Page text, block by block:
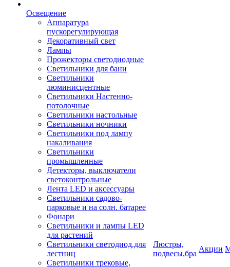
Освещение
Аппаратура
пускорегулирующая
Декоративный свет
Лампы
Прожекторы светодиодные
Светильники для бани
Светильники
люминисцентные
Светильники Настенно-
потолочные
Светильники настольные
Светильники ночники
Светильники под лампу
накаливания
Светильники
промышленные
Детекторы, выключатели
светоконтрольные
Лента LED и аксессуары
Светильники садово-
парковые и на солн. батарее
Фонари
Светильники и лампы LED
для растений
Светильники светодиод.для
лестниц
Светильники трековые,
Люстры,
подвесы,бра
Акции